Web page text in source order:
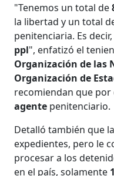
"Tenemos un total de
la libertad y un total
penitenciaria. Es
ppl", enfatizó el
Organización de las
Organización de
recomiendan que por
agente penitenciario.
Detalló también que
expedientes, pero le
procesar a los
en el país, solamente